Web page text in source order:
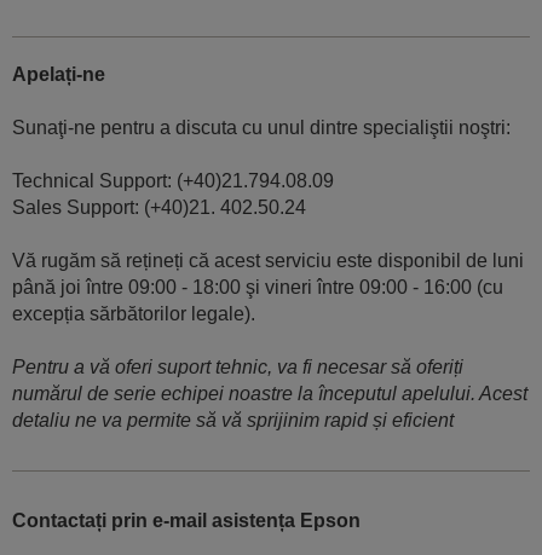
Apelați-ne
Sunaţi-ne pentru a discuta cu unul dintre specialiştii noştri:
Technical Support: (+40)21.794.08.09
Sales Support: (+40)21. 402.50.24
Vă rugăm să rețineți că acest serviciu este disponibil de luni
până joi între 09:00 - 18:00 şi vineri între 09:00 - 16:00 (cu
excepția sărbătorilor legale).
Pentru a vă oferi suport tehnic, va fi necesar să oferiți
numărul de serie echipei noastre la începutul apelului. Acest
detaliu ne va permite să vă sprijinim rapid și eficient
Contactați prin e-mail asistența Epson